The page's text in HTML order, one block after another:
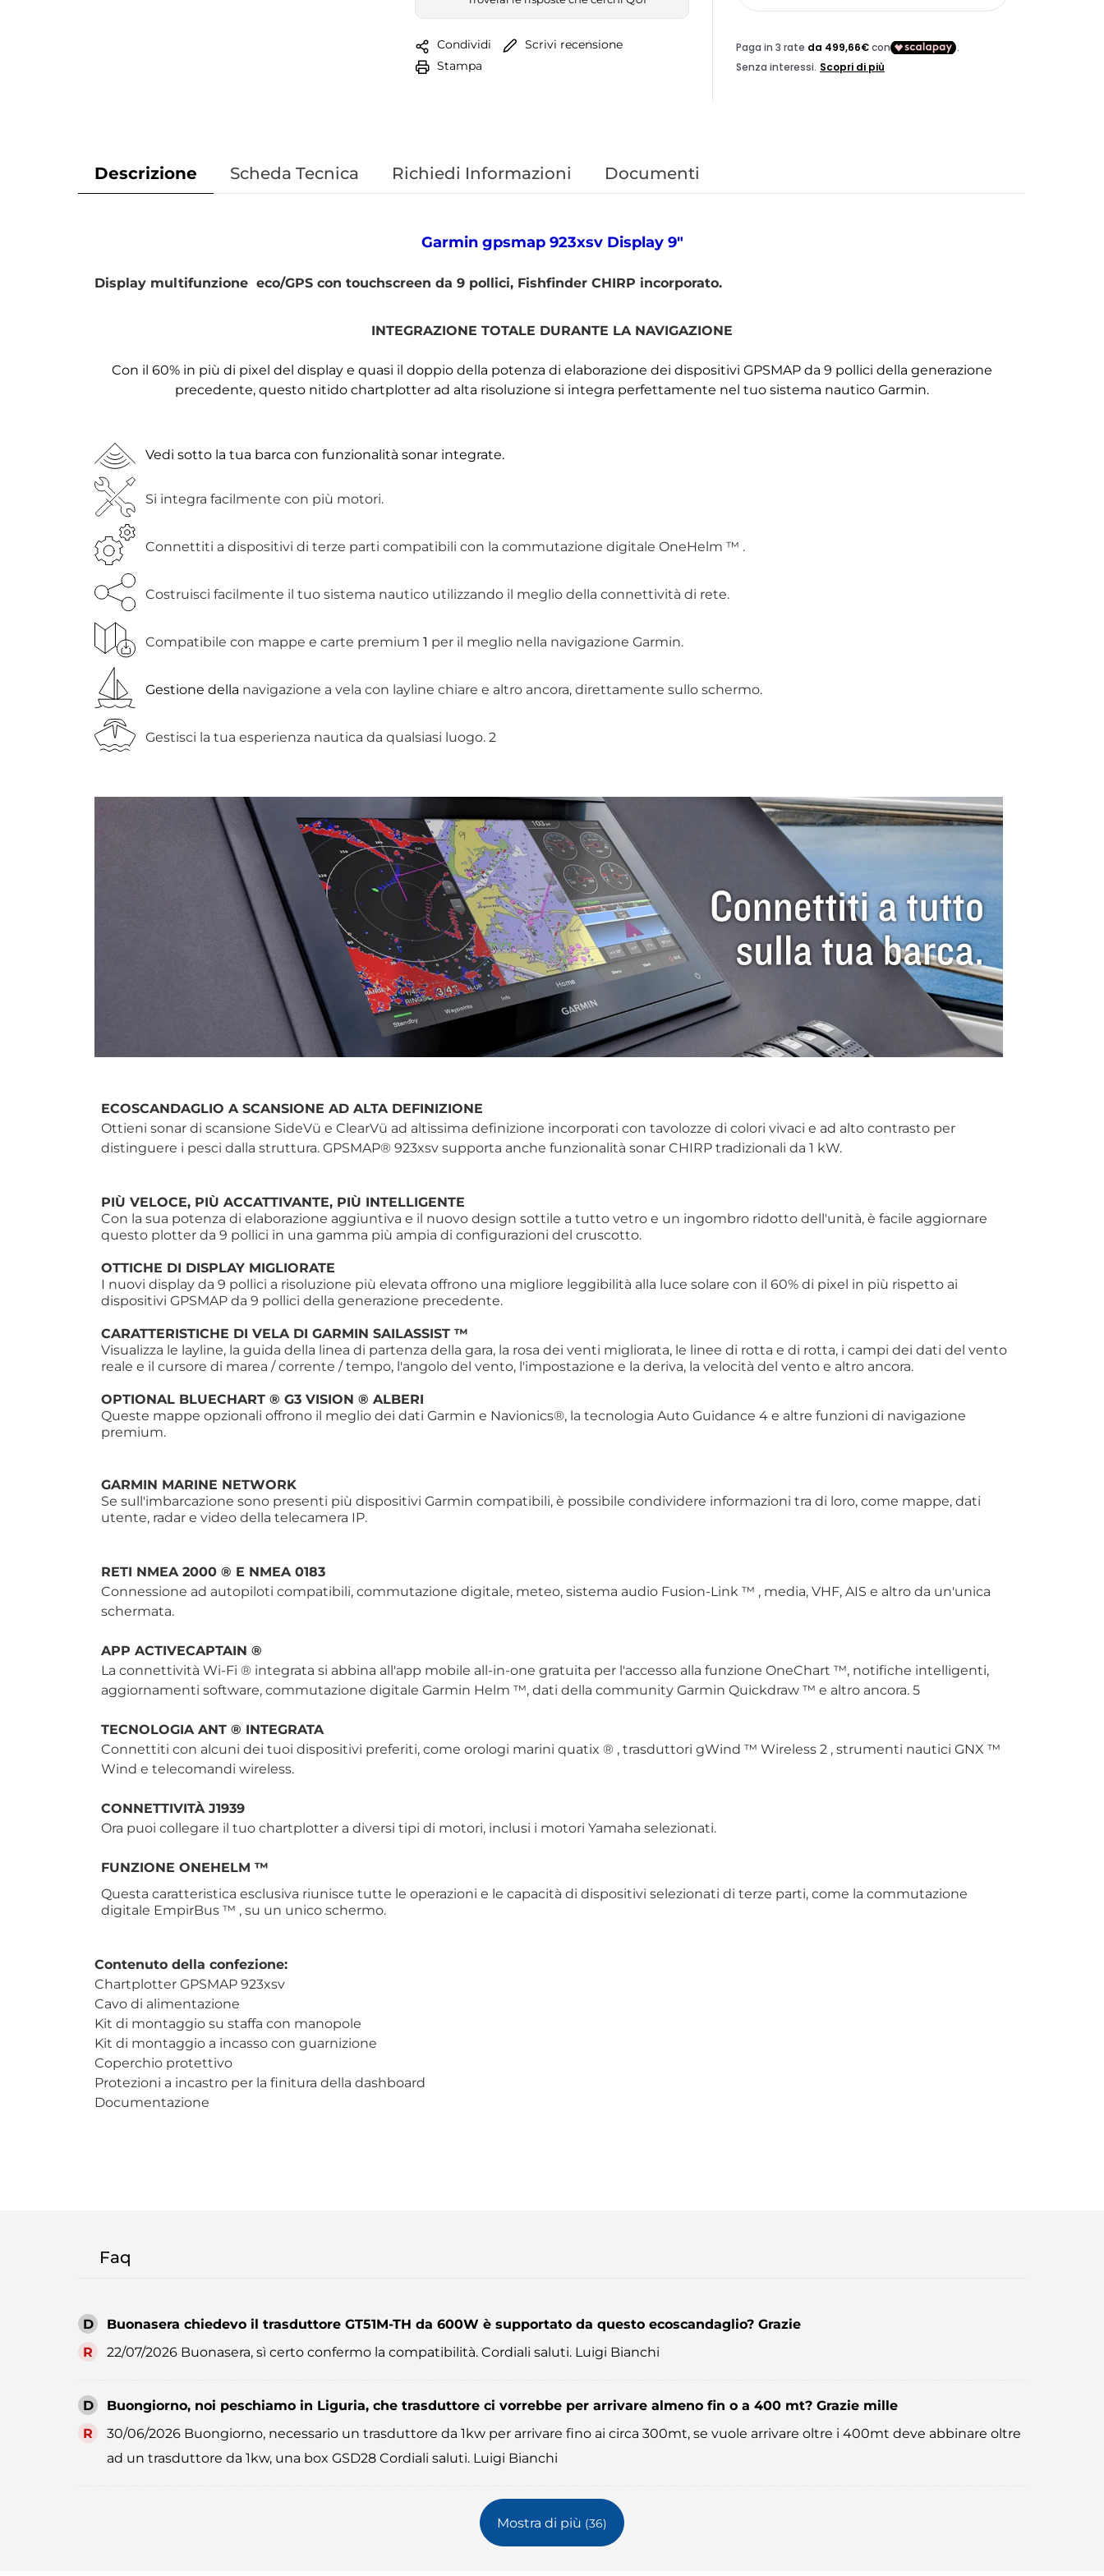
Condividi
Scrivi recensione
Stampa
Descrizione Scheda Tecnica Richiedi Informazioni Documenti
Garmin gpsmap 923xsv Display 9"
Display multifunzione eco/GPS con touchscreen da 9 pollici, Fishfinder CHIRP incorporato.
INTEGRAZIONE TOTALE DURANTE LA NAVIGAZIONE
Con il 60% in più di pixel del display e quasi il doppio della potenza di elaborazione dei dispositivi GPSMAP da 9 pollici della generazione
precedente, questo nitido chartplotter ad alta risoluzione si integra perfettamente nel tuo sistema nautico Garmin.
Vedi sotto la tua barca con funzionalità sonar integrate.
Si integra facilmente con più motori.
Connettiti a dispositivi di terze parti compatibili con la commutazione digitale OneHelm ™ .
Costruisci facilmente il tuo sistema nautico utilizzando il meglio della connettività di rete.
Compatibile con mappe e carte premium 1 per il meglio nella navigazione Garmin.
Gestione della navigazione a vela con layline chiare e altro ancora, direttamente sullo schermo.
Gestisci la tua esperienza nautica da qualsiasi luogo. 2
ECOSCANDAGLIO A SCANSIONE AD ALTA DEFINIZIONE
Ottieni sonar di scansione SideVü e ClearVü ad altissima definizione incorporati con tavolozze di colori vivaci e ad alto contrasto per
distinguere i pesci dalla struttura. GPSMAP® 923xsv supporta anche funzionalità sonar CHIRP tradizionali da 1 kW.
PIÙ VELOCE, PIÙ ACCATTIVANTE, PIÙ INTELLIGENTE
Con la sua potenza di elaborazione aggiuntiva e il nuovo design sottile a tutto vetro e un ingombro ridotto dell'unità, è facile aggiornare
questo plotter da 9 pollici in una gamma più ampia di configurazioni del cruscotto.
OTTICHE DI DISPLAY MIGLIORATE
I nuovi display da 9 pollici a risoluzione più elevata offrono una migliore leggibilità alla luce solare con il 60% di pixel in più rispetto ai
dispositivi GPSMAP da 9 pollici della generazione precedente.
CARATTERISTICHE DI VELA DI GARMIN SAILASSIST ™
Visualizza le layline, la guida della linea di partenza della gara, la rosa dei venti migliorata, le linee di rotta e di rotta, i campi dei dati del vento
reale e il cursore di marea / corrente / tempo, l'angolo del vento, l'impostazione e la deriva, la velocità del vento e altro ancora.
OPTIONAL BLUECHART ® G3 VISION ® ALBERI
Queste mappe opzionali offrono il meglio dei dati Garmin e Navionics®, la tecnologia Auto Guidance 4 e altre funzioni di navigazione
premium.
GARMIN MARINE NETWORK
Se sull'imbarcazione sono presenti più dispositivi Garmin compatibili, è possibile condividere informazioni tra di loro, come mappe, dati
utente, radar e video della telecamera IP.
RETI NMEA 2000 ® E NMEA 0183
Connessione ad autopiloti compatibili, commutazione digitale, meteo, sistema audio Fusion-Link ™ , media, VHF, AIS e altro da un'unica
schermata.
APP ACTIVECAPTAIN ®
La connettività Wi-Fi ® integrata si abbina all'app mobile all-in-one gratuita per l'accesso alla funzione OneChart ™, notifiche intelligenti,
aggiornamenti software, commutazione digitale Garmin Helm ™, dati della community Garmin Quickdraw ™ e altro ancora. 5
TECNOLOGIA ANT ® INTEGRATA
Connettiti con alcuni dei tuoi dispositivi preferiti, come orologi marini quatix ® , trasduttori gWind ™ Wireless 2 , strumenti nautici GNX ™
Wind e telecomandi wireless.
CONNETTIVITÀ J1939
Ora puoi collegare il tuo chartplotter a diversi tipi di motori, inclusi i motori Yamaha selezionati.
FUNZIONE ONEHELM ™
Questa caratteristica esclusiva riunisce tutte le operazioni e le capacità di dispositivi selezionati di terze parti, come la commutazione
digitale EmpirBus ™ , su un unico schermo.
Contenuto della confezione:
Chartplotter GPSMAP 923xsv
Cavo di alimentazione
Kit di montaggio su staffa con manopole
Kit di montaggio a incasso con guarnizione
Coperchio protettivo
Protezioni a incastro per la finitura della dashboard
Documentazione
Faq
D
Buonasera chiedevo il trasduttore GT51M-TH da 600W è supportato da questo ecoscandaglio? Grazie
R
22/07/2026 Buonasera, sì certo confermo la compatibilità. Cordiali saluti. Luigi Bianchi
D
Buongiorno, noi peschiamo in Liguria, che trasduttore ci vorrebbe per arrivare almeno fin o a 400 mt? Grazie mille
R
30/06/2026 Buongiorno, necessario un trasduttore da 1kw per arrivare fino ai circa 300mt, se vuole arrivare oltre i 400mt deve abbinare oltre
ad un trasduttore da 1kw, una box GSD28 Cordiali saluti. Luigi Bianchi
Mostra di più (36)